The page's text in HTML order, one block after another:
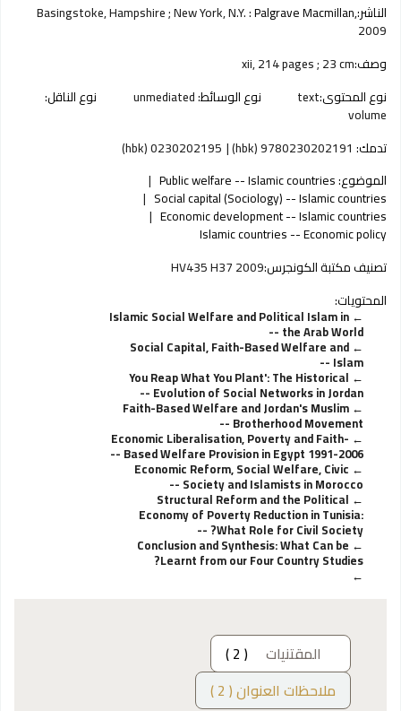
الناشر:
Basingstoke, Hampshire ; New York, N.Y. :Palgrave Macmillan,
2009
وصف:xii, 214 pages ; 23 cm
نوع المحتوى:text نوع الوسائط:unmediated نوع الناقل:
volume
تدمك: 9780230202191 (hbk)
0230202195 (hbk)
الموضوع:Public welfare -- Islamic countries
Social capital (Sociology) -- Islamic countries
Economic development -- Islamic countries
Islamic countries -- Economic policy
تصنيف مكتبة الكونجرس:HV435 H37 2009
المحتويات:
Islamic Social Welfare and Political Islam in
the Arab World --
Social Capital, Faith-Based Welfare and
Islam --
You Reap What You Plant': The Historical
Evolution of Social Networks in Jordan --
Faith-Based Welfare and Jordan's Muslim
Brotherhood Movement --
Economic Liberalisation, Poverty and Faith-
Based Welfare Provision in Egypt 1991-2006 --
Economic Reform, Social Welfare, Civic
Society and Islamists in Morocco --
Structural Reform and the Political
Economy of Poverty Reduction in Tunisia:
What Role for Civil Society? --
Conclusion and Synthesis: What Can be
Learnt from our Four Country Studies?
المقتنيات
( 2 )
ملاحظات العنوان ( 2 )